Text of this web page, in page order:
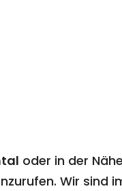
oder in der
Wir sind